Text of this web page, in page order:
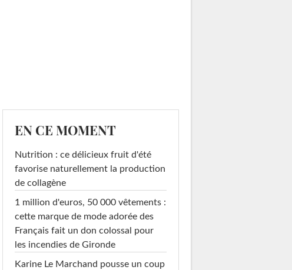
EN CE MOMENT
Nutrition : ce délicieux fruit d'été
favorise naturellement la production
de collagène
1 million d'euros, 50 000 vêtements :
cette marque de mode adorée des
Français fait un don colossal pour
les incendies de Gironde
Karine Le Marchand pousse un coup